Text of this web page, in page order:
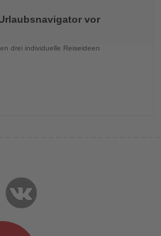
vor
drei individuelle Reiseideen